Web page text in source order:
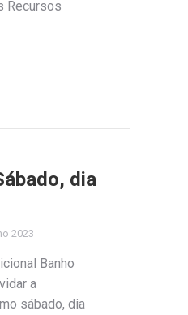
Recursos
dia
2023
Banho
a
sábado, dia